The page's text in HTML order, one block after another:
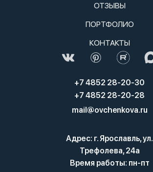
ОТЗЫВЫ
ПОРТФОЛИО
КОНТАКТЫ
+7 4852 28-20-30
+7 4852 28-20-28
mail@ovchenkova.ru
Адрес: г. Ярославль, ул.
Трефолева, 24а
Время работы: пн-пт